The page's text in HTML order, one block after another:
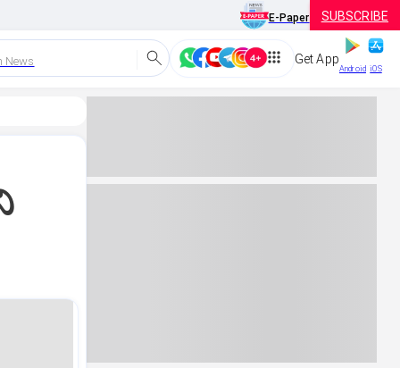
E-Paper SUBSCRIBE
News Get App
Android iOS